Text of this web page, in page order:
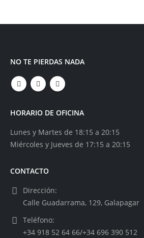
NO TE PIERDAS NADA
HORARIO DE OFICINA
Lunes y Martes de 18:15 a 20:15
Miércoles y Jueves de 17:15 a 20:15
CONTACTO
Dirección:
Calle Guadarrama, 129, Galapagar
Teléfono:
+34 918 52 64 66/+34 696 390 512